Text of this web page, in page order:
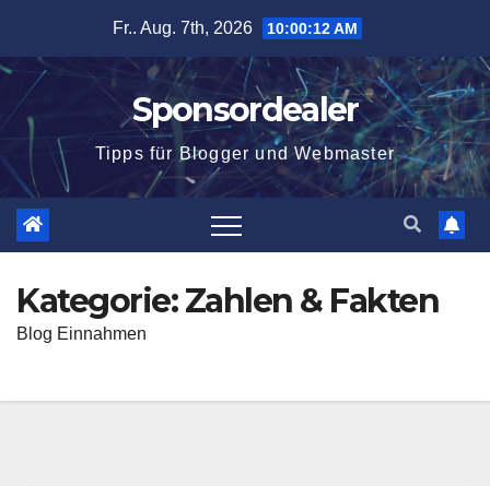
springen
Fr.. Aug. 7th, 2026 10:00:13 AM
Sponsordealer
Tipps für Blogger und Webmaster
Kategorie:Zahlen & Fakten
Blog Einnahmen